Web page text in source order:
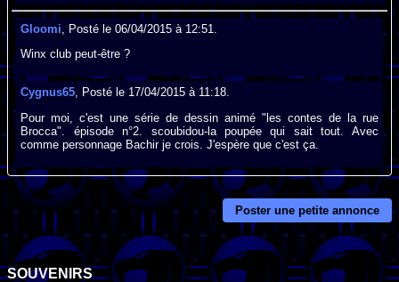
Gloomi , Posté le 06/04/2015 à 12:51.
Winx club peut-être ?
Cygnus65, Posté le 17/04/2015 à 11:18.
Pour moi, c'est une série de dessin animé "les contes de la rue
Brocca". épisode n°2. scoubidou-la poupée qui sait tout. Avec
comme personnage Bachir je crois. J'espère que c'est ça.
Poster une petite annonce
SOUVENIRS